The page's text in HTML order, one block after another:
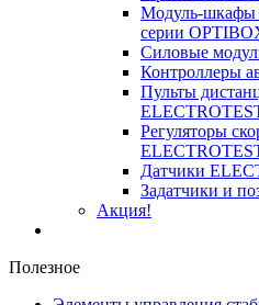
Модуль-шкафы
серии
Силовые
Контроллеры
Пульты
Регуляторы
Датчики
Задатчики и
Акция!
Полезное